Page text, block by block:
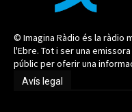
© Imagina Ràdio és la ràdio
l'Ebre. Tot i ser una
públic per oferir una
Avís legal